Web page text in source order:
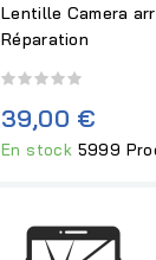
Lentille Camera
Réparation
39,00 €
En stock 5999